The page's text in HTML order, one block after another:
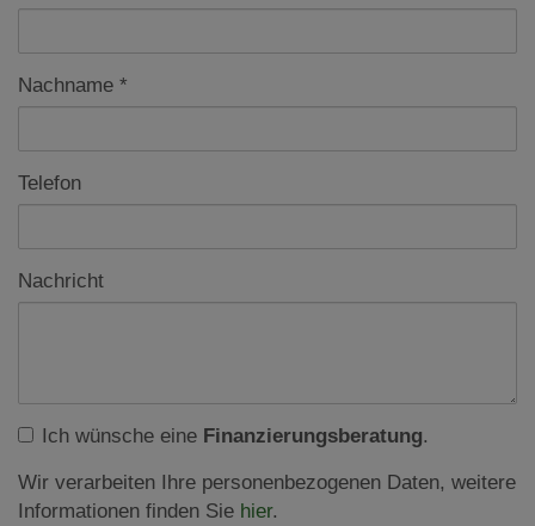
Nachname
Telefon
Nachricht
Ich wünsche eine Finanzierungsberatung.
Wir verarbeiten Ihre personenbezogenen Daten, weitere
Informationen finden Sie hier.